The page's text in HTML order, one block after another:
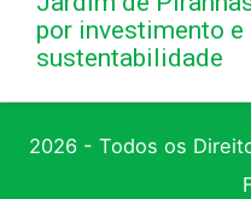
por investimento
sustentabilidade
2026 - Todos os